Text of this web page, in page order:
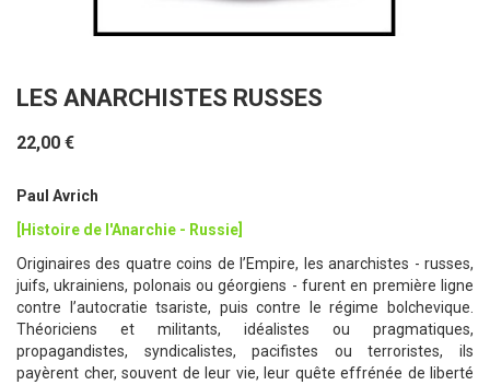
LES ANARCHISTES RUSSES
22,00 €
Paul Avrich
[Histoire de l'Anarchie - Russie]
Originaires des quatre coins de l’Empire, les anarchistes - russes,
juifs, ukrainiens, polonais ou géorgiens - furent en première ligne
contre l’autocratie tsariste, puis contre le régime bolchevique.
Théoriciens et militants, idéalistes ou pragmatiques,
propagandistes, syndicalistes, pacifistes ou terroristes, ils
payèrent cher, souvent de leur vie, leur quête effrénée de liberté